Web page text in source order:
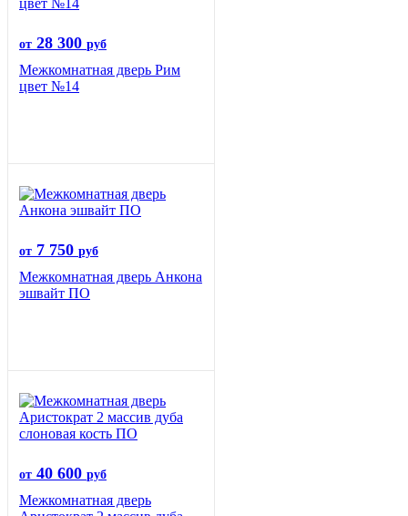
от 28 300 руб
Межкомнатная дверь Рим
цвет №14
от 7 750 руб
Межкомнатная дверь Анкона
эшвайт ПО
от 40 600 руб
Межкомнатная дверь